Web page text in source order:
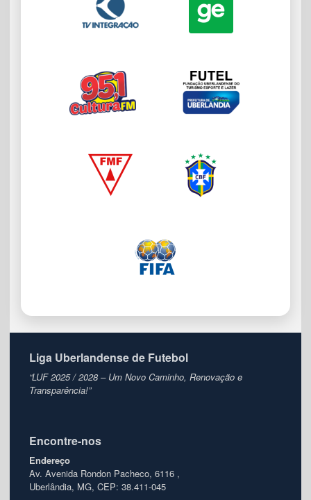
Liga Uberlandense de Futebol
“LUF 2025 / 2028 – Um Novo Caminho, Renovação e
Transparência!”
Encontre-nos
Endereço
Av. Avenida Rondon Pacheco, 6116 ,
Uberlândia, MG, CEP: 38.411-045